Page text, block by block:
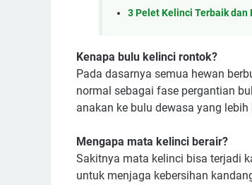
3 Pelet Kelinci Terbaik dan
Kenapa bulu kelinci rontok?
Pada dasarnya semua hewan
normal sebagai fase pergantian
anakan ke bulu dewasa yang
Mengapa mata kelinci berair?
Sakitnya mata kelinci bisa terjadi
untuk menjaga kebersihan